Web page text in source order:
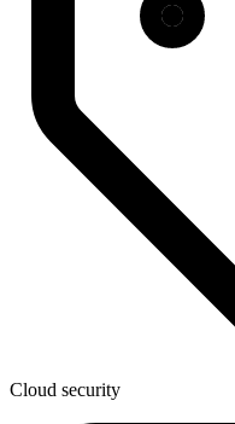
Cloud security